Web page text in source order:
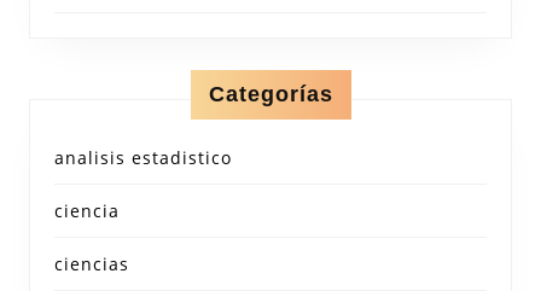
Categorías
analisis estadistico
ciencia
ciencias